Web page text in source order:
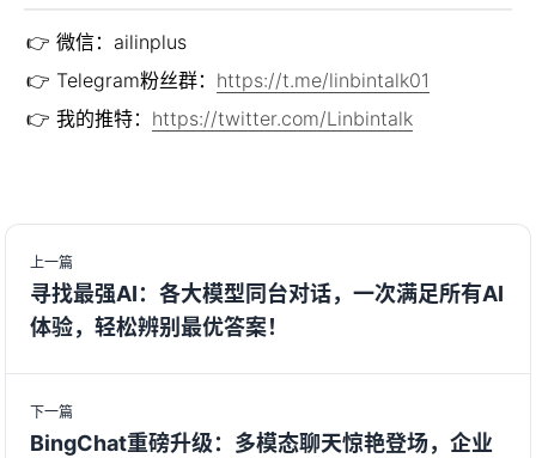
👉 微信：ailinplus
👉 Telegram粉丝群： https://t.me/linbintalk01
👉 我的推特： https://twitter.com/Linbintalk
上一篇
寻找最强AI：各大模型同台对话，一次满足所有AI
体验，轻松辨别最优答案！
下一篇
BingChat重磅升级：多模态聊天惊艳登场，企业